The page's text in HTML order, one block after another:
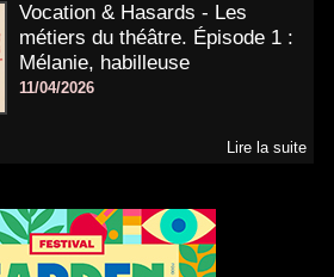
Vocation & Hasards - Les
métiers du théâtre. Épisode 1 :
Mélanie, habilleuse
11/04/2026
Lire la suite